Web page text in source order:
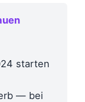
starten
— bei